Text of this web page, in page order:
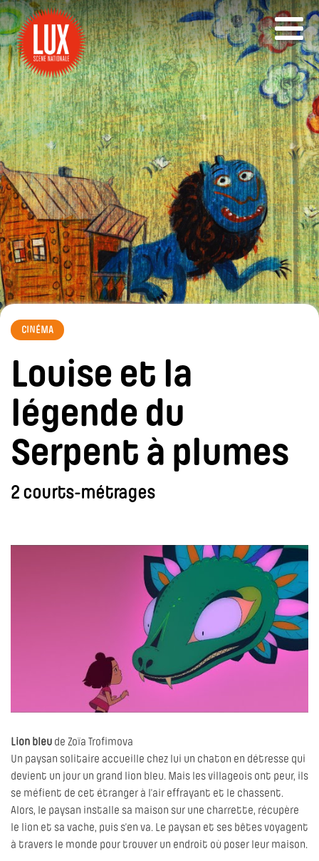
CINÉMA
Louise et la
légende du
Serpent à plumes
2 courts-métrages
Lion bleu de Zoïa Trofimova
Un paysan solitaire accueille chez lui un chaton en détresse qui
devient un jour un grand lion bleu. Mais les villageois ont peur, ils
se méfient de cet étranger à l’air effrayant et le chassent.
Alors, le paysan installe sa maison sur une charrette, récupère
le lion et sa vache, puis s’en va. Le paysan et ses bêtes voyagent
à travers le monde pour trouver un endroit où poser leur maison.